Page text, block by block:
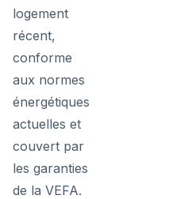
logement
récent,
conforme
aux normes
énergétiques
actuelles et
couvert par
les garanties
de la VEFA.